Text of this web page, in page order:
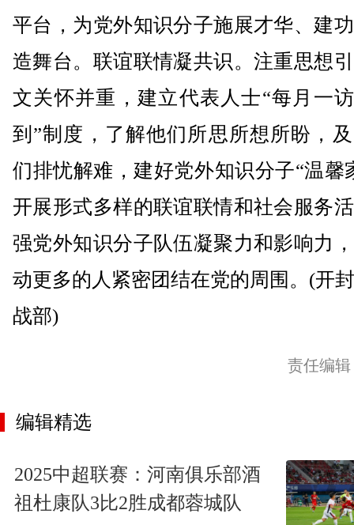
平台，为党外知识分子施展才华、建
造舞台。联谊联情凝共识。注重思想
文关怀并重，建立代表人士“每月一
到”制度，了解他们所思所想所盼，
们排忧解难，建好党外知识分子“温馨
开展形式多样的联谊联情和社会服务
强党外知识分子队伍凝聚力和影响力
动更多的人紧密团结在党的周围。(开
战部)
责任编
编辑精选
2025中超联赛：河南俱乐部酒
祖杜康队3比2胜成都蓉城队